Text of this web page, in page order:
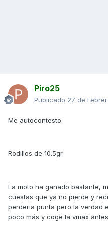
Piro25
Publicado 27 de
Me autocontesto:
Rodillos de 10.5gr.
La moto ha ganado bastante,
cuestas que ya no pierde y
perderia punta pero la verdad
poco más y coge la vmax